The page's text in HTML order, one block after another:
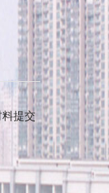
提交